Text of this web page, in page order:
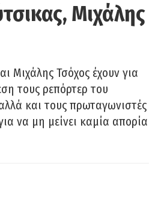
Μιχάλης
Μιχάλης Τσόχος έχουν για
τους ρεπόρτερ του
και τους πρωταγωνιστές
να μη μείνει καμία απορία